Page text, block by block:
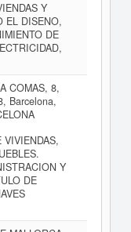
Y
EL DISENO,
DE
COMAS, 8,
Barcelona,
Y
DE